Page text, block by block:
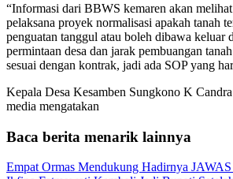
“Informasi dari BBWS kemaren akan
pelaksana proyek normalisasi apakah tanah
penguatan tanggul atau boleh dibawa keluar
permintaan desa dan jarak pembuangan
sesuai dengan kontrak, jadi ada SOP yang
Kepala Desa Kesamben Sungkono K
media mengatakan
Baca berita menarik lainnya
Empat Ormas Mendukung Hadirnya